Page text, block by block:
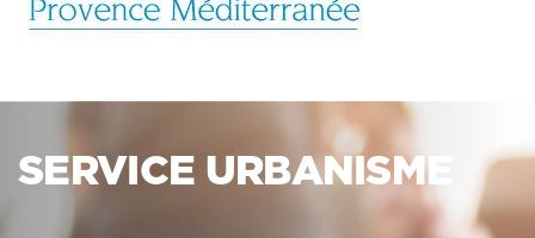
SERVICE URBANISME